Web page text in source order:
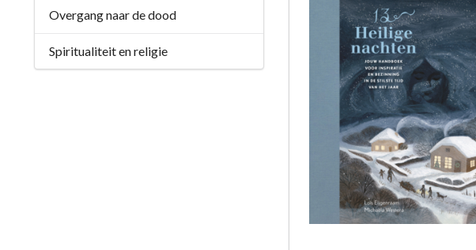
Overgang naar de dood
Spiritualiteit en religie